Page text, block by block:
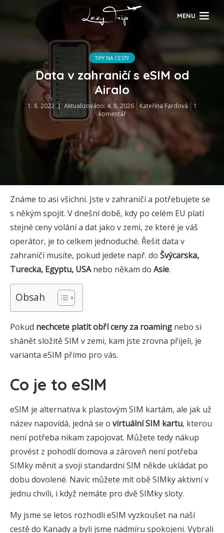
MENU
TIPY NA CESTY
Data v zahraničí s eSIM od
Airalo
1. 8. 2022 | Aktualizováno: 4. 8. 2026 Kateřina Fardová
1
komentář
Známe to asi všichni. Jste v zahraničí a potřebujete se
s někým spojit. V dnešní době, kdy po celém EU platí
stejné ceny volání a dat jako v zemi, ze které je váš
operátor, je to celkem jednoduché. Řešit data v
zahraničí musíte, pokud jedete např. do Švýcarska,
Turecka, Egyptu, USAnebo někam do Asie.
Obsah
Pokud nechcete platit obří ceny za roaming nebo si
shánět složitě SIM v zemi, kam jste zrovna přijeli, je
varianta eSIM přímo pro vás.
Co je to eSIM
eSIM je alternativa k plastovým SIM kartám, ale jak už
název napovídá, jedná se o virtuální SIM kartu, kterou
není potřeba nikam zapojovat. Můžete tedy nákup
provést z pohodlí domova a zároveň není potřeba
SIMky měnit a svoji standardní SIM někde ukládat po
dobu dovolené. Navíc můžete mít obě SIMky aktivní v
jednu chvíli, i když nemáte pro dvě SIMky sloty.
My jsme se letos rozhodli eSIM vyzkoušet na naší
cestě do Kanady a byli jsme nadmíru spokojeni. Vybrali